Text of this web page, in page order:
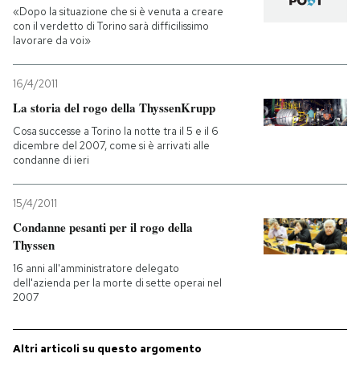
«Dopo la situazione che si è venuta a creare
con il verdetto di Torino sarà difficilissimo
lavorare da voi»
16/4/2011
La storia del rogo della ThyssenKrupp
Cosa successe a Torino la notte tra il 5 e il 6
dicembre del 2007, come si è arrivati alle
condanne di ieri
15/4/2011
Condanne pesanti per il rogo della
Thyssen
16 anni all'amministratore delegato
dell'azienda per la morte di sette operai nel
2007
Altri articoli su questo argomento